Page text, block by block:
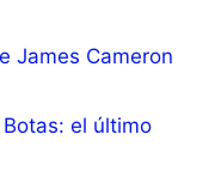
James Cameron
el último